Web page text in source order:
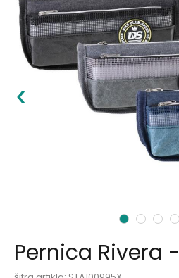
1 2 3 4
Pernica Rivera